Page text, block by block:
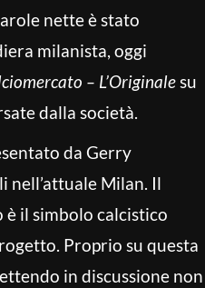
nette è stato
milanista, oggi
– L’Originalesu
dalla società.
da Gerry
nell’attuale Milan. Il
il simbolo calcistico
Proprio su questa
in discussione non